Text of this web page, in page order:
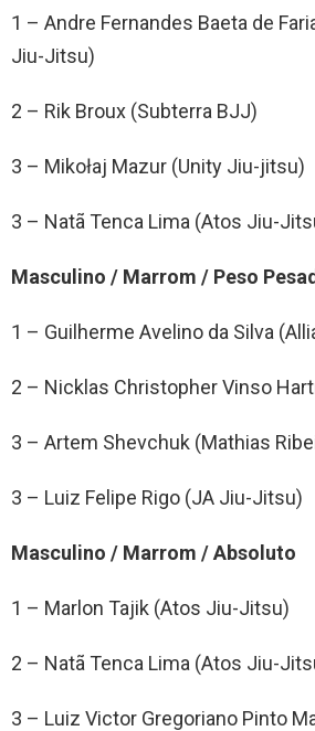
1 – Andre Fernandes Baeta de
Jiu-Jitsu)
2 – Rik Broux (Subterra BJJ)
3 – Mikołaj Mazur (Unity Jiu-jitsu)
3 – Natã Tenca Lima (Atos Jiu-
Masculino / Marrom / Peso
1 – Guilherme Avelino da Silva
2 – Nicklas Christopher Vinso
3 – Artem Shevchuk (Mathias
3 – Luiz Felipe Rigo (JA Jiu-Jitsu)
Masculino / Marrom / Absoluto
1 – Marlon Tajik (Atos Jiu-Jitsu)
2 – Natã Tenca Lima (Atos Jiu-
3 – Luiz Victor Gregoriano Pinto